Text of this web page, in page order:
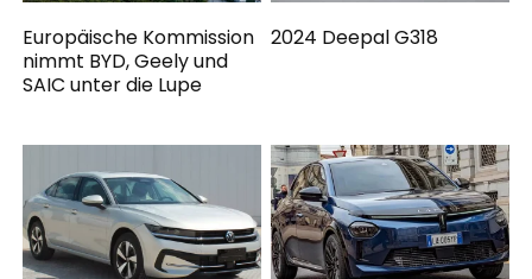
Europäische Kommission
nimmt BYD, Geely und
SAIC unter die Lupe
2024 Deepal G318